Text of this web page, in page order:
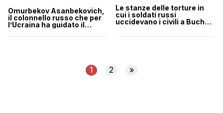
Omurbekov Asanbekovich,
il colonnello russo che per
l’Ucraina ha guidato il
Le stanze delle torture in
cui i soldati russi
uccidevano i civili a Bucha |
1 2 »